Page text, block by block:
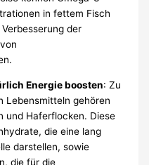
in fettem Fisch
der
Energie boosten: Zu
Lebensmitteln gehören
und Haferflocken. Diese
die eine lang
darstellen, sowie
die für die